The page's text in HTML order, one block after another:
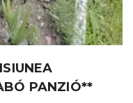
PANZIÓ**